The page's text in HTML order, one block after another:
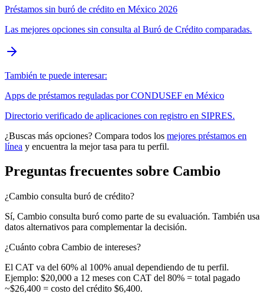
Préstamos sin buró de crédito en México 2026
Las mejores opciones sin consulta al Buró de Crédito comparadas.
También te puede interesar:
Apps de préstamos reguladas por CONDUSEF en México
Directorio verificado de aplicaciones con registro en SIPRES.
¿Buscas más opciones? Compara todos los mejores préstamos en
línea y encuentra la mejor tasa para tu perfil.
Preguntas frecuentes sobre Cambio
¿Cambio consulta buró de crédito?
Sí, Cambio consulta buró como parte de su evaluación. También usa
datos alternativos para complementar la decisión.
¿Cuánto cobra Cambio de intereses?
El CAT va del 60% al 100% anual dependiendo de tu perfil.
Ejemplo: $20,000 a 12 meses con CAT del 80% = total pagado
~$26,400 = costo del crédito $6,400.